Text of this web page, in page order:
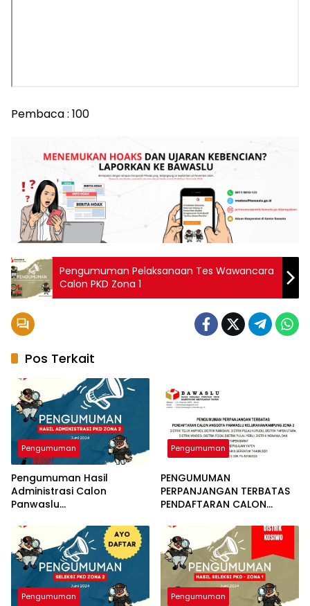
Pembaca : 100
Pengumuman Pelaksanaan Tes Wawancara
Calon PKD Zona 1
Pos Terkait
Pengumuman
Pengumuman Hasil
Administrasi Calon
Panwaslu
Zona 2-2024
Pengumuman
PENGUMUMAN
PERPANJANGAN TERBATAS
PENDAFTARAN CALON
KELURAHAN/KAMPUNG
ZONA 2
Pengumuman Pengumuman